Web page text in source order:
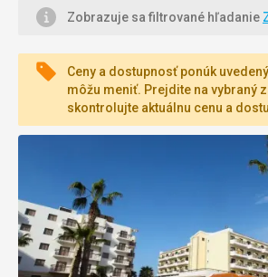
Zobrazuje sa filtrované hľadanie
Ceny a dostupnosť ponúk
môžu meniť. Prejdite na vybraný
skontrolujte aktuálnu cenu a